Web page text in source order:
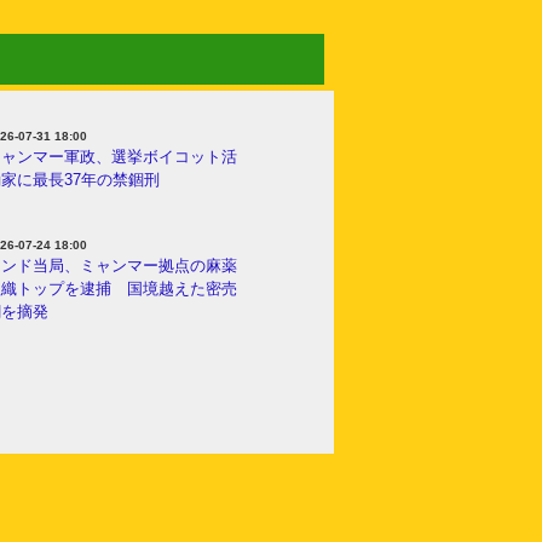
07-31 18:00
ャンマー軍政、選挙ボイコット活
に最長37年の禁錮刑
07-24 18:00
ド当局、ミャンマー拠点の麻薬
トップを逮捕 国境越えた密売
摘発